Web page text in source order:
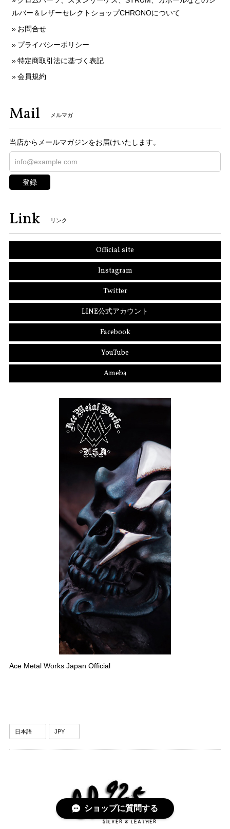
ルバー＆レザーセレクトショップCHRONOについて
お問合せ
プライバシーポリシー
特定商取引法に基づく表記
会員規約
Mail メルマガ
当店からメールマガジンをお届けいたします。
登録
Link リンク
Official site
Instagram
Twitter
LINE公式アカウント
Facebook
YouTube
Ameba
Ace Metal Works Japan Official
ショップに質問する